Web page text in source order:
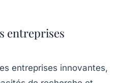
entreprises
entreprises innovantes,